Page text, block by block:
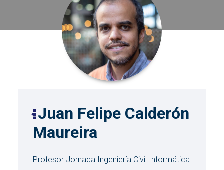
Juan Felipe Calderón
Maureira
Profesor Jornada Ingeniería Civil Informática